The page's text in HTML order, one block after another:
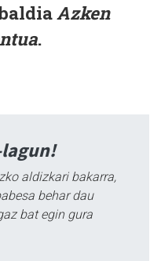
Azken
.
aldizkari bakarra,
behar dau
bat egin gura